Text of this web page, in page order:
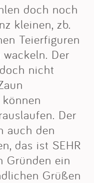
doch noch
kleinen, zb.
Teierfiguren
Der
nicht
Der
auch den
das ist SEHR
Gründen ein
Grüßen